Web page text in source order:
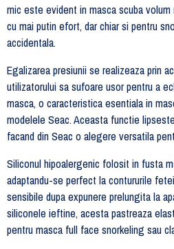
mic este evident in masca scuba
cu mai putin efort, dar chiar si pentru
accidentala.
Egalizarea presiunii se realizeaza prin
utilizatorului sa sufoare usor pentru a
masca, o caracteristica esentiala in
modelele Seac. Aceasta functie
facand din Seac o alegere versatila
Siliconul hipoalergenic folosit in fusta
adaptandu-se perfect la contururile
sensibile dupa expunere prelungita la
siliconele ieftine, acesta pastreaza
pentru masca full face snorkeling sau